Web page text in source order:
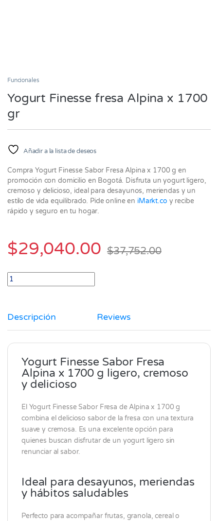
Funcionales
Yogurt Finesse fresa Alpina x 1700
gr
Añadir a la lista de deseos
Compra Yogurt Finesse Sabor Fresa Alpina x 1700 g en
promoción con domicilio en Bogotá. Disfruta un yogurt ligero,
cremoso y delicioso, ideal para desayunos, meriendas y un
estilo de vida equilibrado. Pide online en iMarkt.co y recibe
rápido y seguro en tu hogar.
$29,040.00 $37,752.00
Yogurt Finesse fresa Alpina x 1700 gr quantity
Descripción Reviews
Yogurt Finesse Sabor Fresa
Alpina x 1700 g ligero, cremoso
y delicioso
El Yogurt Finesse Sabor Fresa de Alpina x 1700 g
combina el delicioso sabor de la fresa con una textura
suave y cremosa. Es una excelente opción para
quienes buscan disfrutar de un yogurt ligero sin
renunciar al sabor.
Ideal para desayunos, meriendas
y hábitos saludables
Perfecto para acompañar frutas, granola, cereal o